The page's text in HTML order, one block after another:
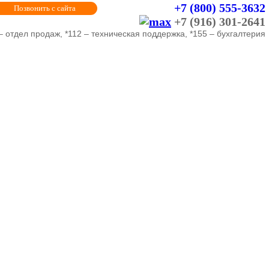
+7 (800) 555-3632
+7 (916) 301-2641
Позвонить с сайта
отдел продаж, *112 – техническая поддержка, *155 – бухгалтерия